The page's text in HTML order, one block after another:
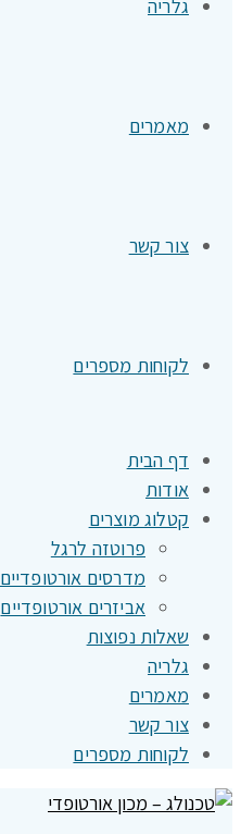
גלריה
מאמרים
צור קשר
לקוחות מספרים
דף הבית
אודות
קטלוג מוצרים
פרוטזה לרגל
מדרסים אורטופדיים
אביזרים אורטופדיים
שאלות נפוצות
גלריה
מאמרים
צור קשר
לקוחות מספרים